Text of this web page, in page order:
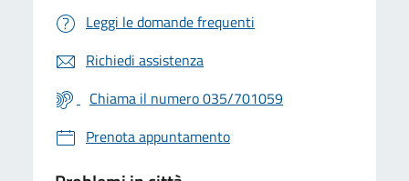
Leggi le domande frequenti
Richiedi assistenza
Chiama il numero 035/701059
Prenota appuntamento